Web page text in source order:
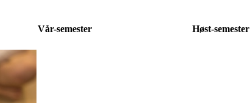
Vår-semester Høst-semester